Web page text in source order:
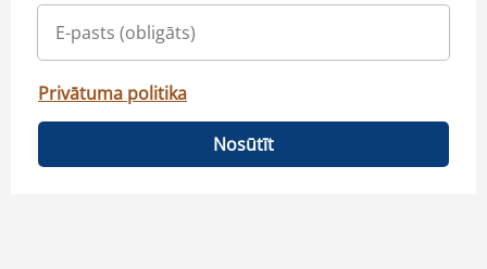
Privātuma politika
Nosūtīt